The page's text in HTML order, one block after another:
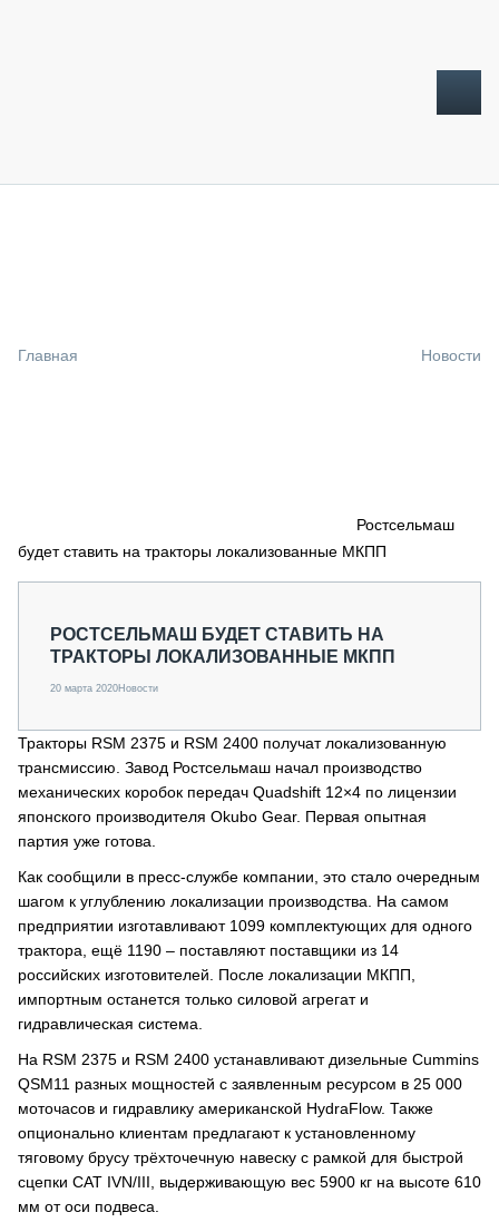
СПЕЦПРОЕКТЫ
О ПРОЕКТЕ
Главная Новости
Ростсельмаш
будет ставить на тракторы локализованные МКПП
РОСТСЕЛЬМАШ БУДЕТ СТАВИТЬ НА
ТРАКТОРЫ ЛОКАЛИЗОВАННЫЕ МКПП
20 марта 2020Новости
Тракторы RSM 2375 и RSM 2400 получат локализованную
трансмиссию. Завод Ростсельмаш начал производство
механических коробок передач Quadshift 12×4 по лицензии
японского производителя Okubo Gear. Первая опытная
партия уже готова.
Как сообщили в пресс-службе компании, это стало очередным
шагом к углублению локализации производства. На самом
предприятии изготавливают 1099 комплектующих для одного
трактора, ещё 1190 – поставляют поставщики из 14
российских изготовителей. После локализации МКПП,
импортным останется только силовой агрегат и
гидравлическая система.
На RSM 2375 и RSM 2400 устанавливают дизельные Cummins
QSМ11 разных мощностей с заявленным ресурсом в 25 000
моточасов и гидравлику американской HydraFlow. Также
опционально клиентам предлагают к установленному
тяговому брусу трёхточечную навеску с рамкой для быстрой
сцепки CAT IVN/III, выдерживающую вес 5900 кг на высоте 610
мм от оси подвеса.